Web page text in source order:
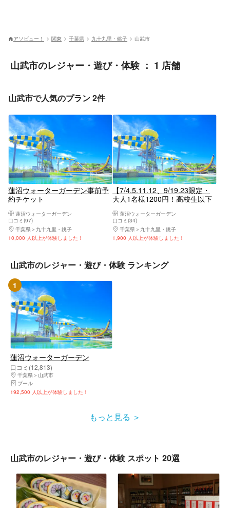
アソビュー！ 関東 千葉県 九十九里・銚子 山武市
山武市のレジャー・遊び・体験 ： 1 店舗
山武市で人気のプラン 2件
蓮沼ウォーターガーデン事前予
約チケット
蓮沼ウォーターガーデン
口コミ(97)
千葉県
九十九里・銚子
10,000 人以上が体験しました！
【7/4.5.11.12、9/19.23限定・
大人1名様1200円！高校生以下
ト 蓮沼ウォーターガーデン
口コミ(34)
千葉県
九十九里・銚子
1,900 人以上が体験しました！
山武市のレジャー・遊び・体験 ランキング
1
蓮沼ウォーターガーデン
口コミ(12,813)
千葉県
山武市
プール
192,500 人以上が体験しました！
もっと見る
山武市のレジャー・遊び・体験 スポット 20選